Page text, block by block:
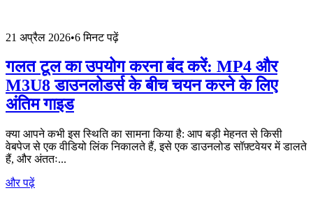
21 अप्रैल 2026•6 मिनट पढ़ें
गलत टूल का उपयोग करना बंद करें: MP4 और
M3U8 डाउनलोडर्स के बीच चयन करने के लिए
अंतिम गाइड
क्या आपने कभी इस स्थिति का सामना किया है: आप बड़ी मेहनत से किसी
वेबपेज से एक वीडियो लिंक निकालते हैं, इसे एक डाउनलोड सॉफ़्टवेयर में डालते
हैं, और अंततः...
और पढ़ें